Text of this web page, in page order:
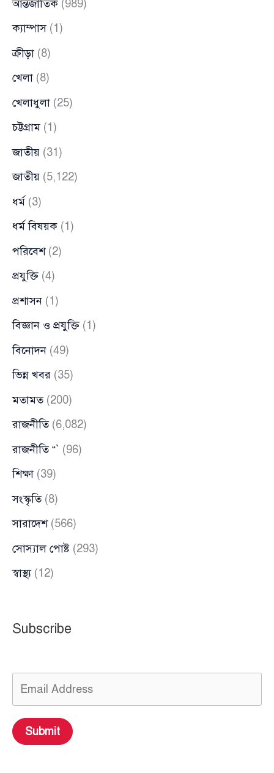
আন্তর্জাতিক (989)
ক্যাম্পাস(1)
ক্রীড়া (8)
খেলা (8)
খেলাধুলা (25)
চট্টগ্রাম (1)
জাতীয় (31)
জাতীয় (5,122)
ধর্ম (3)
ধর্ম বিষয়ক (1)
পরিবেশ(2)
প্রযুক্তি (4)
প্রশাসন (1)
বিজ্ঞান ও প্রযুক্তি (1)
বিনোদন (49)
ভিন্ন খবর (35)
মতামত(200)
রাজনীতি(6,082)
রাজনীতি “` (96)
শিক্ষা (39)
সংস্কৃতি(8)
সারাদেশ(566)
সোস্যাল পোষ্ট (293)
স্বাস্থ্য(12)
Subscribe
Submit